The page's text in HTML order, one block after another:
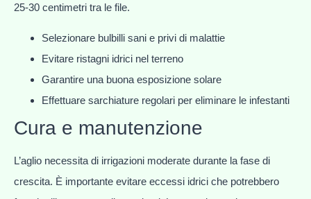
25-30 centimetri tra le file.
Selezionare bulbilli sani e privi di malattie
Evitare ristagni idrici nel terreno
Garantire una buona esposizione solare
Effettuare sarchiature regolari per eliminare le infestanti
Cura e manutenzione
L’aglio necessita di irrigazioni moderate durante la fase di
crescita. È importante evitare eccessi idrici che potrebbero